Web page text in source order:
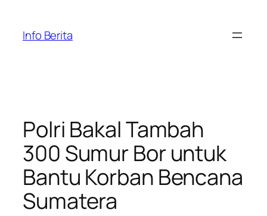
content
Info Berita
Polri Bakal Tambah
300 Sumur Bor untuk
Bantu Korban Bencana
Sumatera